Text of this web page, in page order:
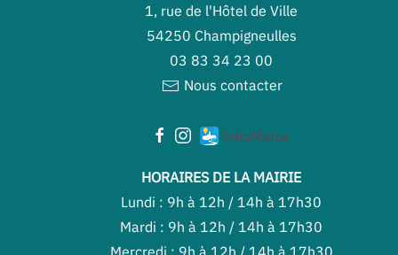
1, rue de l'Hôtel de Ville
54250 Champigneulles
03 83 34 23 00
Nous contacter
HORAIRES DE LA MAIRIE
Lundi : 9h à 12h / 14h à 17h30
Mardi : 9h à 12h / 14h à 17h30
Mercredi : 9h à 12h / 14h à 17h30